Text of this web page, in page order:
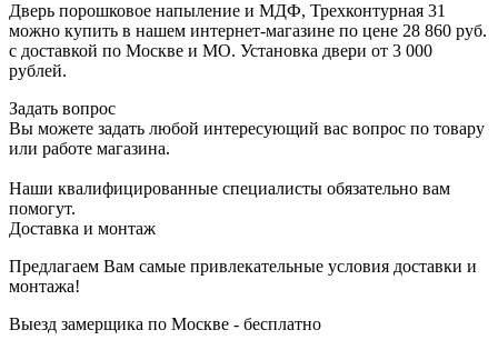
Дверь порошковое напыление и МДФ, Трехконтурная 31
можно купить в нашем интернет-магазине по цене 28 860 руб.
с доставкой по Москве и МО. Установка двери от 3 000
рублей.
Задать вопрос
Вы можете задать любой интересующий вас вопрос по товару
или работе магазина.
Наши квалифицированные специалисты обязательно вам
помогут.
Доставка и монтаж
Предлагаем Вам самые привлекательные условия доставки и
монтажа!
Выезд замерщика по Москве - бесплатно